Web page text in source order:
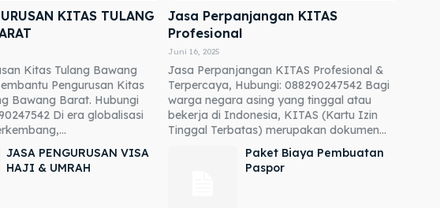
KITAS TULANG
Kitas Tulang Bawang
Pengurusan Kitas
Bawang Barat. Hubungi
Di era globalisasi
Jasa Perpanjangan KITAS
Profesional
Juni 16, 2025
Jasa Perpanjangan KITAS Profesional &
Terpercaya, Hubungi: 088290247542 Bagi
warga negara asing yang tinggal atau
bekerja di Indonesia, KITAS (Kartu Izin
Tinggal Terbatas) merupakan dokumen...
JASA PENGURUSAN VISA
HAJI & UMRAH
Paket Biaya Pembuatan
Paspor